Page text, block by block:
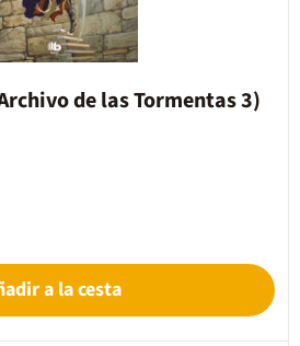
de las Tormentas 3)
a la cesta